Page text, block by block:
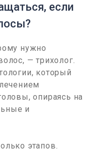
если
нужно
— трихолог.
который
опираясь на
и
этапов.